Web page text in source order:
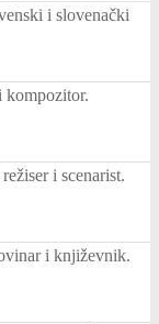
i slovenački
kompozitor.
i scenarist.
i književnik.